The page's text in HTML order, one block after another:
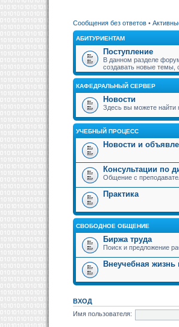
Сообщения без ответов •
АБИТУРИЕНТАМ
Поступление
В данном разделе
создавать новые темы,
КАФЕДРАЛЬНЫЙ СЕРВЕР
Новости
Здесь вы можете найти
УЧЕБНЫЙ ПРОЦЕСС
Новости и
Консультации по
Общение с
Практика
СВОБОДНОЕ ОБЩЕНИЕ
Биржа труда
Поиск и предложение
Внеучебная
ВХОД
Имя пользователя: